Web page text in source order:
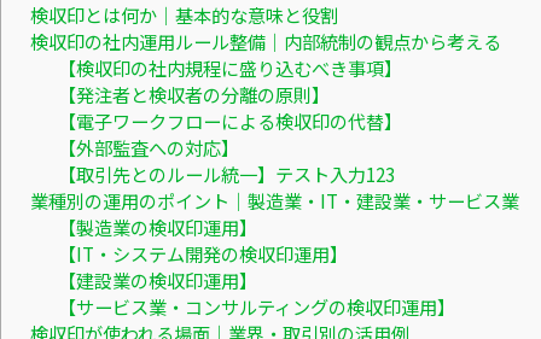
検収印とは何か｜基本的な意味と役割
検収印の社内運用ルール整備｜内部統制の観点から考える
【検収印の社内規程に盛り込むべき事項】
【発注者と検収者の分離の原則】
【電子ワークフローによる検収印の代替】
【外部監査への対応】
【取引先とのルール統一】テスト入力123
業種別の運用のポイント｜製造業・IT・建設業・サービス業
【製造業の検収印運用】
【IT・システム開発の検収印運用】
【建設業の検収印運用】
【サービス業・コンサルティングの検収印運用】
検収印が使われる場面｜業界・取引別の活用例